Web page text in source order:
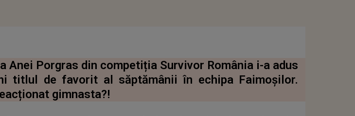
ARTICOLUL
Anei Porgras din competiția Survivor România i-a adus
titlul de favorit al săptămânii în echipa Faimoșilor.
gimnasta?!